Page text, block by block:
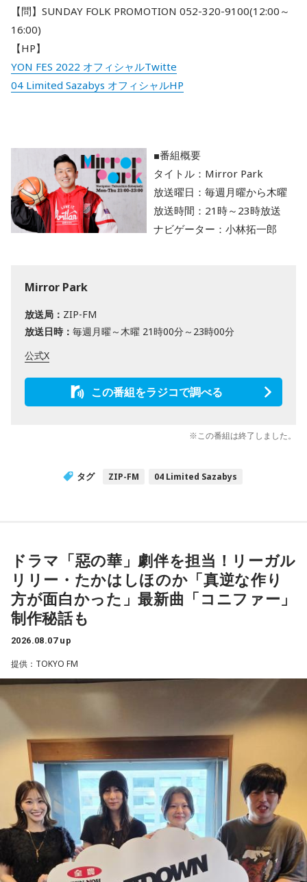
【問】SUNDAY FOLK PROMOTION 052-320-9100(12:00～
16:00)
【HP】
YON FES 2022 オフィシャルTwitte
04 Limited Sazabys オフィシャルHP
■番組概要
タイトル：Mirror Park
放送曜日：毎週月曜から木曜
放送時間：21時～23時放送
ナビゲーター：小林拓一郎
Mirror Park
放送局： ZIP-FM
放送日時： 毎週月曜～木曜 21時00分～23時00分
公式X
この番組をラジコで調べる
※この番組は終了しました。
タグ ZIP-FM 04 Limited Sazabys
ドラマ「惡の華」劇伴を担当！リーガル
リリー・たかはしほのか「真逆な作り
方が面白かった」最新曲「コニファー」
制作秘話も
2026.08.07 up
提供：TOKYO FM